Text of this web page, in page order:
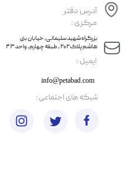
​ایمیل :
آدرس دفتر
مرکزی :
info@petabad.com
​​بزرگراه شهید سلیمانی، خیابان بنی
هاشم پلاک ۲۰۲ ، طبقه چهارم، واحد ۴۳
​شبکه های اجتماعی :